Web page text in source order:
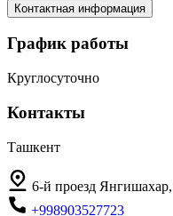
Контактная информация
График работы
Круглосуточно
Контакты
Ташкент
6-й проезд
+998903527723